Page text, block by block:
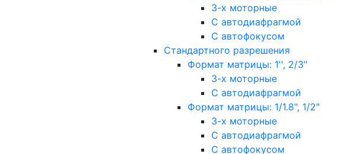
3-х моторные
С автодиафрагмой
С автофокусом
Стандартного разрешения
Формат матрицы: 1'', 2/3"
3-х моторные
С автодиафрагмой
Формат матрицы: 1/1.8", 1/2"
3-х моторные
С автодиафрагмой
С автофокусом